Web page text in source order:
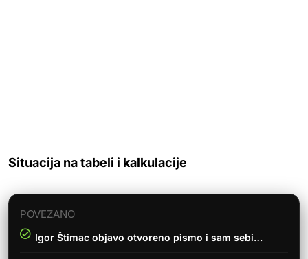
Situacija na tabeli i kalkulacije
POVEZANO
Igor Štimac objavo otvoreno pismo i sam sebi…